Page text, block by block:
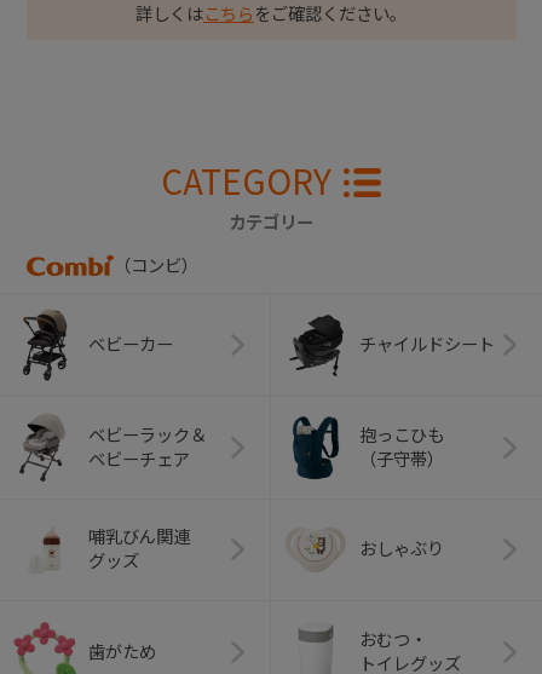
詳しくはこちら をご確認ください。
CATEGORY
カテゴリー
（コンビ）
ベビーカー チャイルドシート
ベビーラック＆
ベビーチェア
抱っこひも
（子守帯）
哺乳びん関連
グッズ
おしゃぶり
歯がため
おむつ・
トイレグッズ